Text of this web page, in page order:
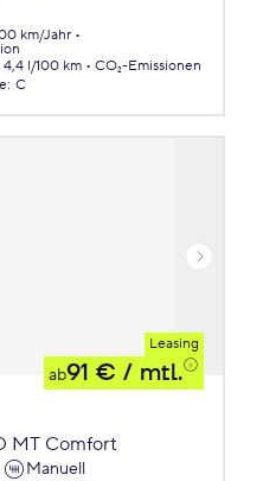
km/Jahr
4,4 l/100 km
CO₂-Emissionen
: C
Leasing
ab91 € / mtl.
MT Comfort
Manuell